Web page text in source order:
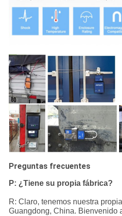
Preguntas frecuentes
P: ¿Tiene su propia fábrica?
R: Claro, tenemos nuestra
Guangdong, China. Bienvenido